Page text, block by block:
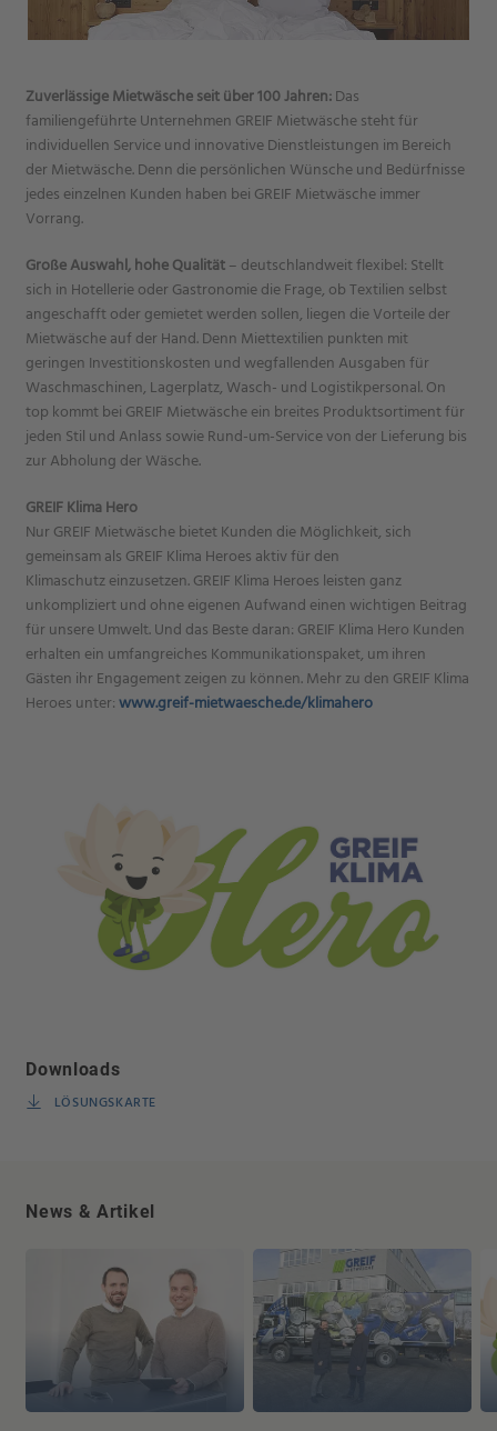
Zuverlässige Mietwäsche seit über 100 Jahren:Das
familiengeführte Unternehmen GREIF Mietwäsche steht für
individuellen Service und innovative Dienstleistungen im Bereich
der Mietwäsche. Denn die persönlichen Wünsche und Bedürfnisse
jedes einzelnen Kunden haben bei GREIF Mietwäsche immer
Vorrang.
Große Auswahl, hohe Qualität– deutschlandweit flexibel: Stellt
sich in Hotellerie oder Gastronomie die Frage, ob Textilien selbst
angeschafft oder gemietet werden sollen, liegen die Vorteile der
Mietwäsche auf der Hand. Denn Miettextilien punkten mit
geringen Investitionskosten und wegfallenden Ausgaben für
Waschmaschinen, Lagerplatz, Wasch- und Logistikpersonal. On
top kommt bei GREIF Mietwäsche ein breites Produktsortiment für
jeden Stil und Anlass sowie Rund-um-Service von der Lieferung bis
zur Abholung der Wäsche.
GREIF Klima Hero
Nur GREIF Mietwäsche bietet Kunden die Möglichkeit, sich
gemeinsam als GREIF Klima Heroes aktiv für den
Klimaschutz einzusetzen. GREIF Klima Heroes leisten ganz
unkompliziert und ohne eigenen Aufwand einen wichtigen Beitrag
für unsere Umwelt. Und das Beste daran: GREIF Klima Hero Kunden
erhalten ein umfangreiches Kommunikationspaket, um ihren
Gästen ihr Engagement zeigen zu können. Mehr zu den GREIF Klima
Heroes unter:www.greif-mietwaesche.de/klimahero
Downloads
LÖSUNGSKARTE
News & Artikel